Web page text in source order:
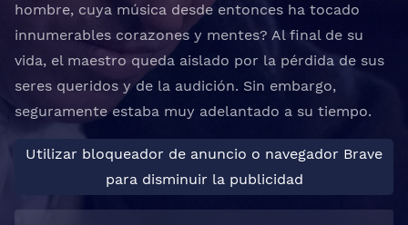
hombre, cuya música desde entonces ha tocado
innumerables corazones y mentes? Al final de su
vida, el maestro queda aislado por la pérdida de sus
seres queridos y de la audición. Sin embargo,
seguramente estaba muy adelantado a su tiempo.
Utilizar bloqueador de anuncio o navegador Brave
para disminuir la publicidad